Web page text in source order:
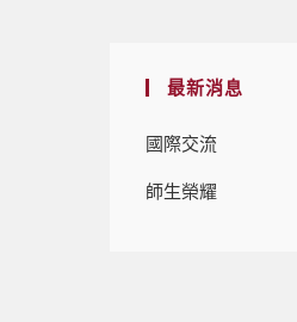
最新消息
國際交流
師生榮耀